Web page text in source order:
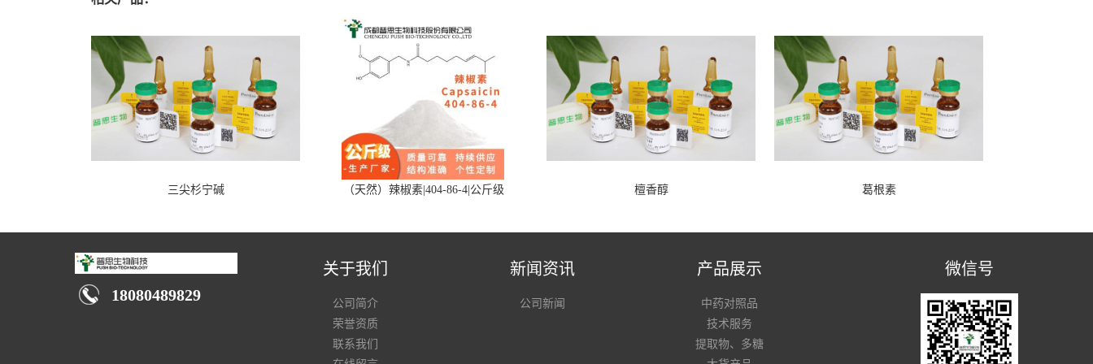
三尖杉宁碱 （天然）辣椒素|404-86-4|公斤级 檀香醇 葛根素
18080489829
关于我们
公司简介
荣誉资质
联系我们
新闻资讯
公司新闻
产品展示
中药对照品
技术服务
提取物、多糖
微信号